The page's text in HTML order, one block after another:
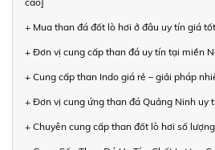
+ Mua than đá đốt lò hơi ở đâu uy tín giá
+ Đơn vị cung cấp than đá uy tín tại miền
+ Cung cấp than Indo giá rẻ – giải pháp
+ Đơn vị cung ứng than đá Quảng Ninh uy
+ Chuyên cung cấp than đốt lò hơi số